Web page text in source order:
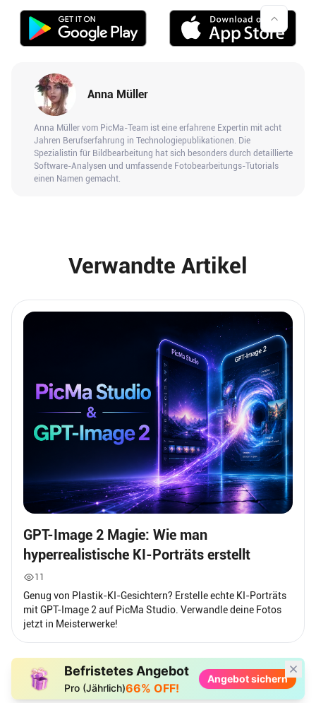
Anna Müller
Anna Müller vom PicMa-Team ist eine erfahrene Expertin mit acht
Jahren Berufserfahrung in Technologiepublikationen. Die
Spezialistin für Bildbearbeitung hat sich besonders durch detaillierte
Software-Analysen und umfassende Fotobearbeitungs-Tutorials
einen Namen gemacht.
Verwandte Artikel
GPT-Image 2 Magie: Wie man
hyperrealistische KI-Porträts erstellt
11
Genug von Plastik-KI-Gesichtern? Erstelle echte KI-Porträts
mit GPT-Image 2 auf PicMa Studio. Verwandle deine Fotos
jetzt in Meisterwerke!
Befristetes Angebot
Pro (Jährlich)66% OFF!
Angebot sichern